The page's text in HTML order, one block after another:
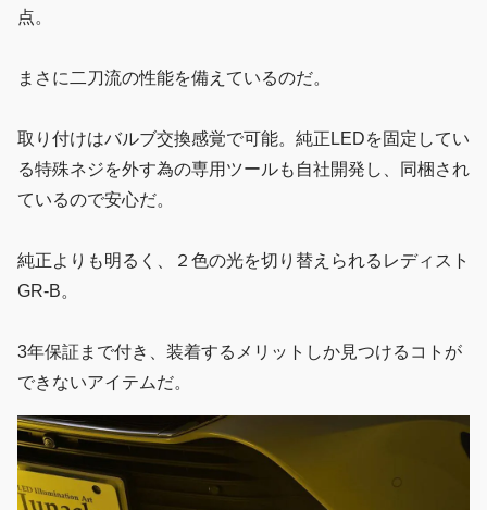
点。
まさに二刀流の性能を備えているのだ。
取り付けはバルブ交換感覚で可能。純正LEDを固定してい
る特殊ネジを外す為の専用ツールも自社開発し、同梱され
ているので安心だ。
純正よりも明るく、２色の光を切り替えられるレディスト
GR-B。
3年保証まで付き、装着するメリットしか見つけるコトが
できないアイテムだ。